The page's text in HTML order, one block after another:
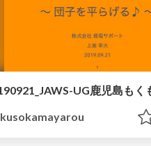
kusokamayarou